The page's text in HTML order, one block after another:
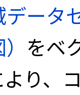
ータ
をベ
り、